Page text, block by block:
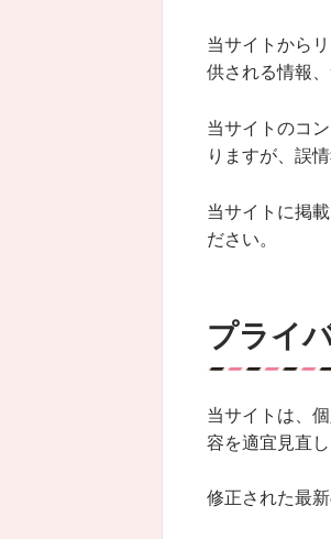
当サイトから
供される情報
当サイトのコ
りますが、誤
当サイトに掲
ださい。
プライ
当サイトは、
容を適宜見直
修正された最